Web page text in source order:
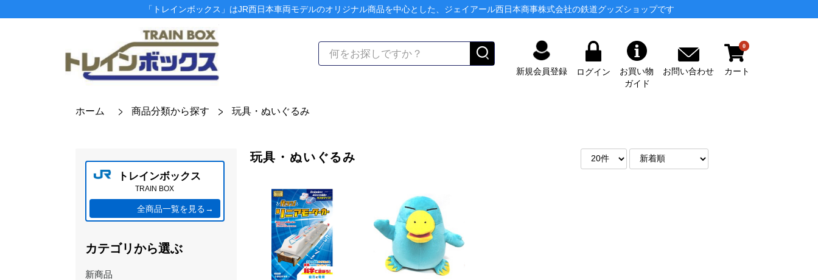
「トレインボックス」はJR西日本車両モデルのオリジナル商品を中心とした、ジェイアール西日本商事株式会社の鉄道グッズショップです
新規会員登録 ログイン
お買い物
ガイド
お問い合わせ
0
カート
ホーム 商品分類から探す 玩具・ぬいぐるみ
トレインボックス
TRAIN BOX
全商品一覧を見る→
カテゴリから選ぶ
新商品
玩具・ぬいぐるみ